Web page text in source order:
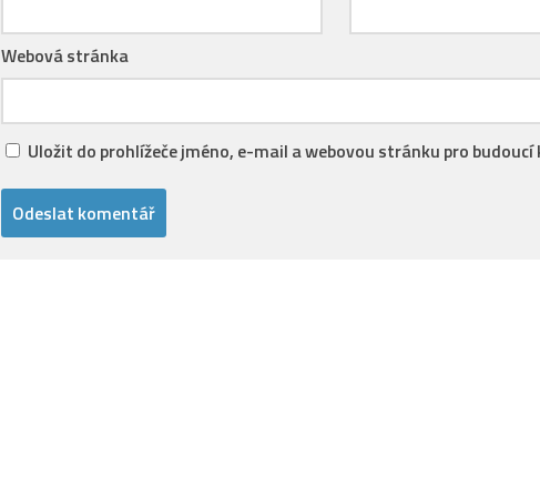
Webová stránka
Uložit do prohlížeče jméno, e-mail a webovou stránku pro